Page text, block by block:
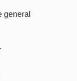
general